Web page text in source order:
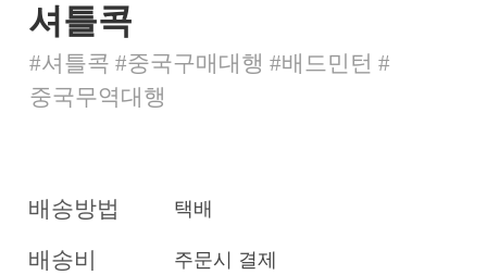
셔틀콕
#셔틀콕 #중국구매대행 #배드민턴 #
중국무역대행
배송방법 택배
배송비 주문시 결제